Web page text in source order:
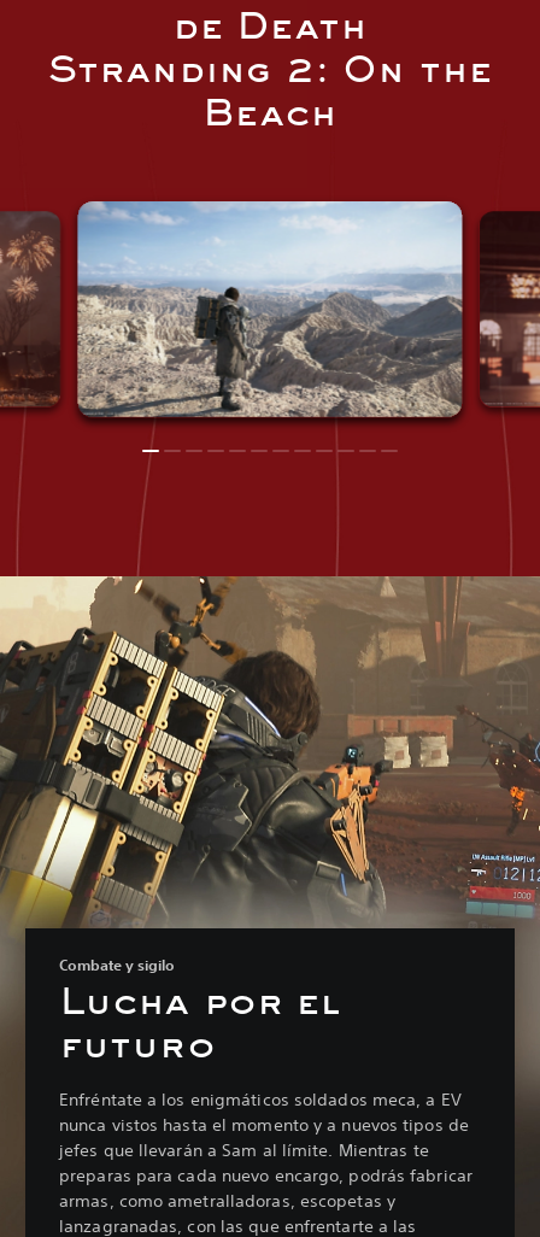
de Death
Stranding 2: On the
Beach
Combate y sigilo
Lucha por el
futuro
Enfréntate a los enigmáticos soldados meca, a EV
nunca vistos hasta el momento y a nuevos tipos de
jefes que llevarán a Sam al límite. Mientras te
preparas para cada nuevo encargo, podrás fabricar
armas, como ametralladoras, escopetas y
lanzagranadas, con las que enfrentarte a las